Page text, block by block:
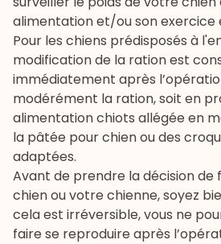
alimentation et/ou son exercice
Pour les chiens prédisposés à
modification de la ration est
immédiatement après
modérément la ration, soit en
alimentation chiots allégée en
la pâtée pour chienou des
adaptées.
Avant de prendre la décision
chien ou votre chienne, soyez
cela est irréversible, vous ne
faire se reproduire après